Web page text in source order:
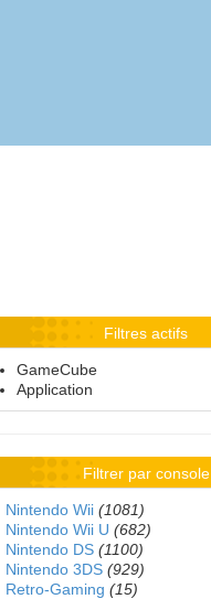
Filtres actifs
GameCube
Application
Filtrer par console
Nintendo Wii (1081)
Nintendo Wii U (682)
Nintendo DS (1100)
Nintendo 3DS (929)
Retro-Gaming (15)